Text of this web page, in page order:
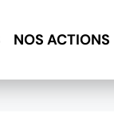
NOS ACTIONS